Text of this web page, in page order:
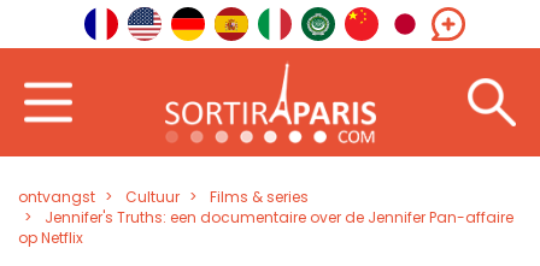
ontvangst Cultuur
Films & series
Jennifer's Truths: een documentaire over de Jennifer Pan-affaire
op Netflix